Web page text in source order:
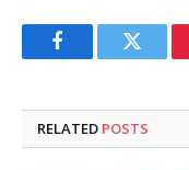
FacebookTwitter
RELATED POSTS